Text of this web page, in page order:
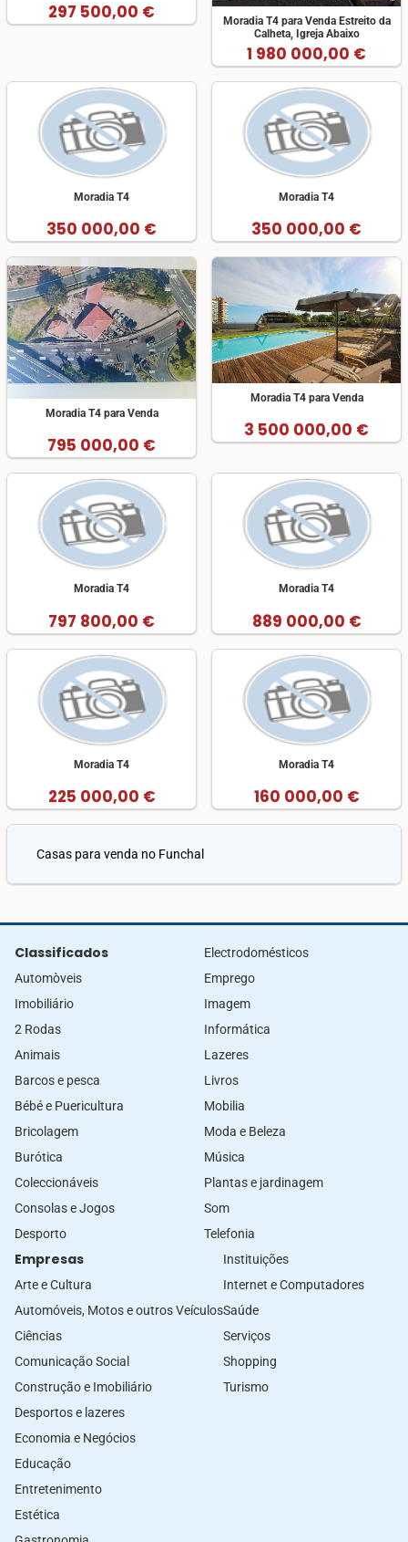
297 500,00 €
Moradia T4 para Venda Estreito da
Calheta, Igreja Abaixo
1 980 000,00 €
Moradia T4
350 000,00 €
Moradia T4
350 000,00 €
Moradia T4 para Venda
795 000,00 €
Moradia T4 para Venda
3 500 000,00 €
Moradia T4
797 800,00 €
Moradia T4
889 000,00 €
Moradia T4
225 000,00 €
Moradia T4
160 000,00 €
Casas para venda no Funchal
Classificados
Automòveis
Imobiliário
2 Rodas
Animais
Barcos e pesca
Bébé e Puericultura
Bricolagem
Burótica
Coleccionáveis
Consolas e Jogos
Desporto
Electrodomésticos
Emprego
Imagem
Informática
Lazeres
Livros
Mobilia
Moda e Beleza
Música
Plantas e jardinagem
Som
Telefonia
Empresas
Arte e Cultura
Automóveis, Motos e outros Veículos
Ciências
Comunicação Social
Construção e Imobiliário
Desportos e lazeres
Economia e Negócios
Educação
Entretenimento
Estética
Instituições
Internet e Computadores
Saúde
Serviços
Shopping
Turismo